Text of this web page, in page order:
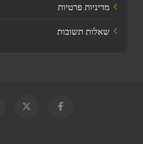
מדיניות פרטיות
שאלות תשובות